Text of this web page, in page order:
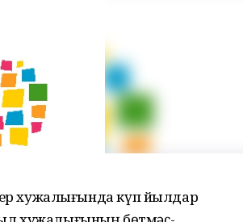
хужалығында күп йылдар